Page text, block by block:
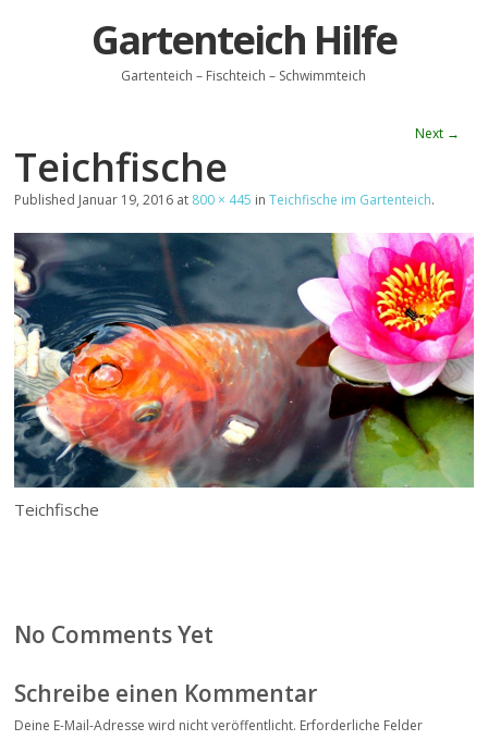
Gartenteich Hilfe
Gartenteich – Fischteich – Schwimmteich
Next →
Teichfische
Published Januar 19, 2016 at 800 × 445 inTeichfische im Gartenteich.
Teichfische
No Comments Yet
Schreibe einen Kommentar
Deine E-Mail-Adresse wird nicht veröffentlicht. Erforderliche Felder